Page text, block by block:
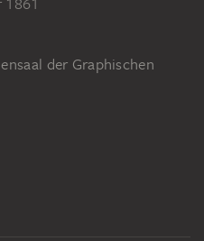
der Graphischen